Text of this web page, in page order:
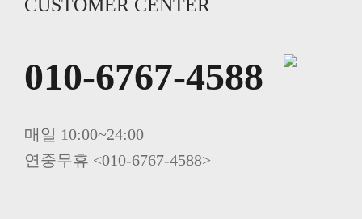
CUSTOMER CENTER
010-6767-4588
매일 10:00~24:00
연중무휴 <010-6767-4588>